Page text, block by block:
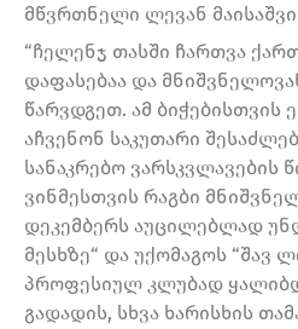
მწვრთნელი ლევან
“ჩელენჯ თასში ჩართვა
დაფასებაა და
წარვდგეთ. ამ ბიჭებისთვის
აჩვენონ საკუთარი
სანაკრებო ვარსკვლავების
ვინმესთვის რაგბი
დეკემბერს აუცილებლად
მესხზე“ და უქომაგოს “შავ
პროფესიულ კლუბად
გადადის, სხვა ხარისხის